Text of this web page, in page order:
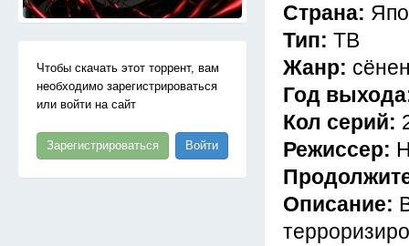
Чтобы скачать этот торрент, вам
необходимо зарегистрироваться
или войти на сайт
Зарегистрироваться Войти
Страна:
Тип: ТВ
Жанр:
Год
Кол серий:
Режиссер:
Описание: